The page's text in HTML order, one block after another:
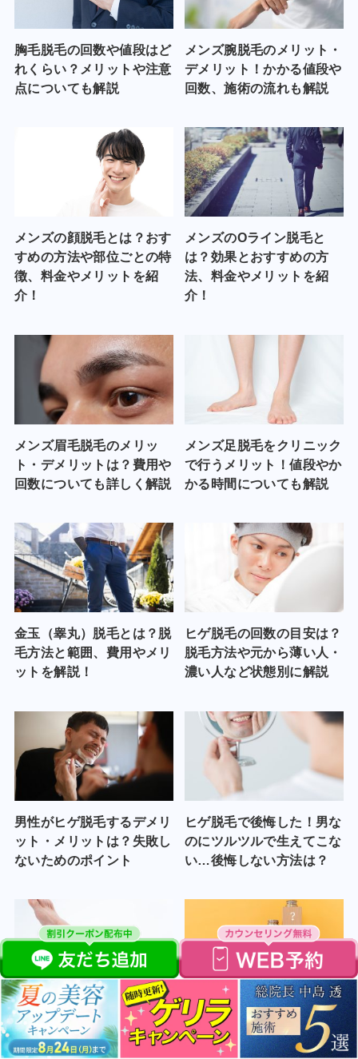
胸毛脱毛の回数や値段はど
れくらい？メリットや注意
点についても解説
メンズ腕脱毛のメリット・
デメリット！かかる値段や
回数、施術の流れも解説
メンズの顔脱毛とは？おす
すめの方法や部位ごとの特
徴、料金やメリットを紹
介！
メンズのOライン脱毛と
は？効果とおすすめの方
法、料金やメリットを紹
介！
メンズ眉毛脱毛のメリッ
ト・デメリットは？費用や
回数についても詳しく解説
メンズ足脱毛をクリニック
で行うメリット！値段やか
かる時間についても解説
金玉（睾丸）脱毛とは？脱
毛方法と範囲、費用やメリ
ットを解説！
ヒゲ脱毛の回数の目安は？
脱毛方法や元から薄い人・
濃い人など状態別に解説
男性がヒゲ脱毛するデメリ
ット・メリットは？失敗し
ないためのポイント
ヒゲ脱毛で後悔した！男な
のにツルツルで生えてこな
い…後悔しない方法は？
メンズの下半身脱毛の値段
は？メリットデメリットや
脱毛方法を紹介
メンズ脱毛の値段相場は？
エステ脱毛と医療脱毛を比
較！値段を抑えるコツ